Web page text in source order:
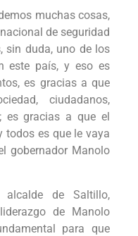
muchas cosas,
de seguridad
sin duda, uno de los
este país, y eso es
es gracias a que
ciudadanos,
es gracias a que el
todos es que le vaya
gobernador Manolo
alcalde de Saltillo,
de Manolo
para que